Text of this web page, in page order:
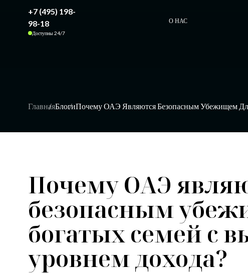
+7 (495) 198-
98-18
Доступны 24/7
О НАС
ГлавнаяБлогиПочему ОАЭ Являются Безопасным Убежищем
Почему ОАЭ
безопасным
богатых семей с
уровнем дохода?